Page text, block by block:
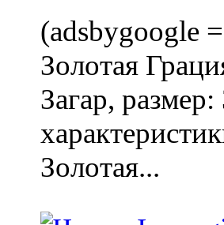
(adsbygoogle
Золотая
Загар,
Золотая...